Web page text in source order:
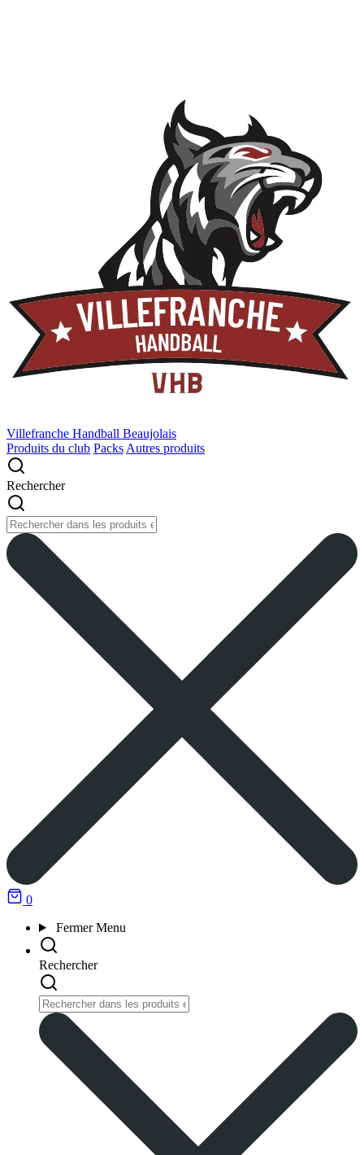
Villefranche Handball Beaujolais
Produits du club Packs Autres produits
Rechercher
0
Fermer Menu
Rechercher